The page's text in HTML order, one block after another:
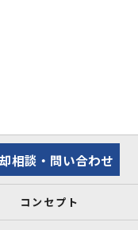
相談・問い合わせ
コンセプト